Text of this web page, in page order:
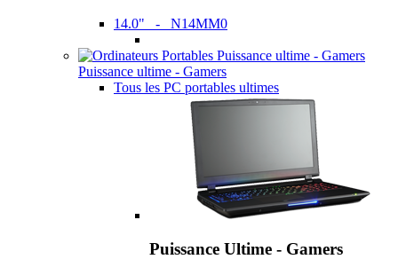
14.0" - N14MM0
Puissance ultime - Gamers
Tous les PC portables ultimes
Puissance Ultime - Gamers